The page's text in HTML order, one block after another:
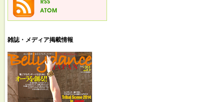
雑誌・メディア掲載情報